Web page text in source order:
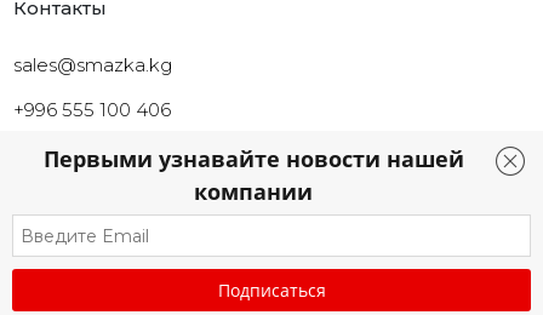
Первыми узнавайте новости нашей
компании
Контакты
sales@smazka.kg
+996 555 100 406
+996 226 261 126
г. Бишкек, Ул Токтоналиева 46